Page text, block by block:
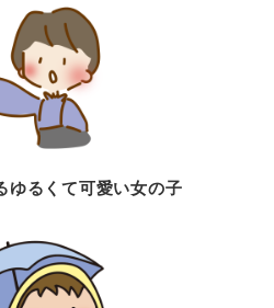
ゆるくて可愛い女の子